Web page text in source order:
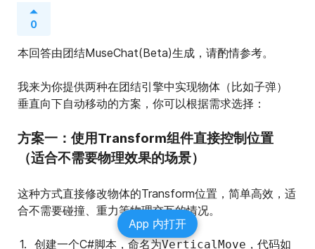
0
本回答由团结MuseChat(Beta)生成，请酌情参考。
我来为你提供两种在团结引擎中实现物体（比如子弹）
垂直向下自动移动的方案，你可以根据需求选择：
方案一：使用Transform组件直接控制位置
（适合不需要物理效果的场景）
这种方式直接修改物体的Transform位置，简单高效，适
合不需要碰撞、重力等物理交互的情况。
创建一个C#脚本，命名为VerticalMove ，代码如
App 内打开